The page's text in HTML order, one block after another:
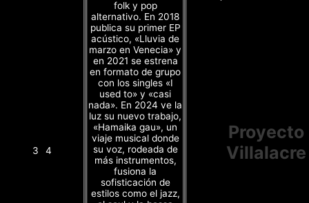
3 4
folk y pop
alternativo. En 2018
publica su primer EP
acústico, «Lluvia de
marzo en Venecia» y
en 2021 se estrena
en formato de grupo
con los singles «I
used to» y «casi
nada». En 2024 ve la
luz su nuevo trabajo,
«Hamaika gau», un
viaje musical donde
su voz, rodeada de
más instrumentos,
fusiona la
sofisticación de
estilos como el jazz,
Proyecto
Villalacre